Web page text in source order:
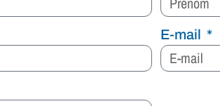
E-mail